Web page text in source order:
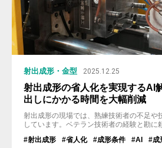
射出成形・金型 2025.12.25
射出成形の省人化を実現するAI
出しにかかる時間を大幅削減
射出成形の現場では、熟練技術者の不足や
しています。ベテラン技術者の経験と勘に
膨大な時間を要します。 昨今、生成AIの登
#射出成形 #省人化 #成形条件 #AI #成